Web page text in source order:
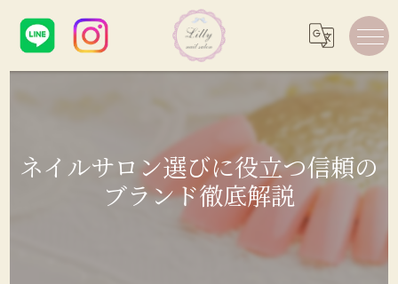
ネイルサロン選びに役立つ信頼の
ブランド徹底解説